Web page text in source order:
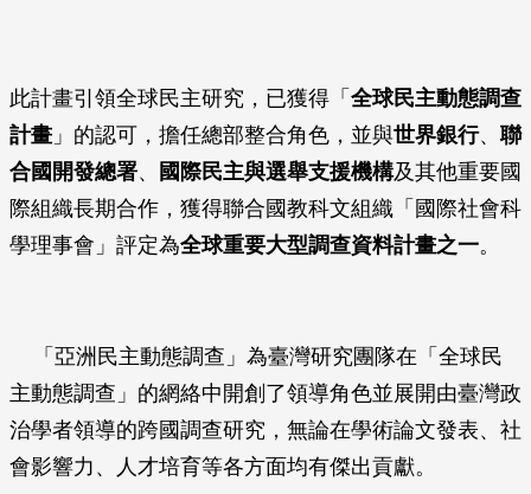
此計畫引領全球民主研究，已獲得「 全球民主動態調查
計畫 」的認可，擔任總部整合角色，並與世界銀行、 聯
合國開發總署、 國際民主與選舉支援機構及其他重要國
際組織長期合作，獲得聯合國教科文組織「國際社會科
學理事會」評定為全球重要大型調查資料計畫之一。
「亞洲民主動態調查」為臺灣研究團隊在「全球民
主動態調查」的網絡中開創了領導角色並展開由臺灣政
治學者領導的跨國調查研究，無論在學術論文發表、社
會影響力、人才培育等各方面均有傑出貢獻。